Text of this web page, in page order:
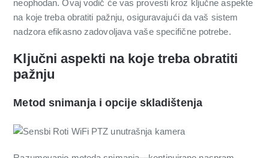
neophodan. Ovaj vodič će vas provesti kroz ključne aspekte
na koje treba obratiti pažnju, osiguravajući da vaš sistem
nadzora efikasno zadovoljava vaše specifične potrebe.
Ključni aspekti na koje treba obratiti
pažnju
Metod snimanja i opcije skladištenja